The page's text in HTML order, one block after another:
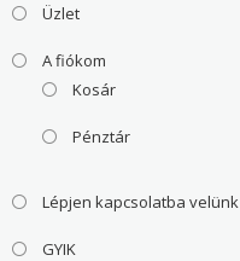
Üzlet
A fiókom
Kosár
Pénztár
Lépjen kapcsolatba velünk
GYIK